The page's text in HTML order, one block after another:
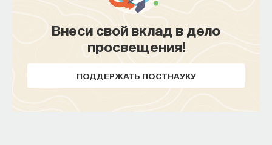
Внеси свой вклад в дело
просвещения!
ПОДДЕРЖАТЬ ПОСТНАУКУ